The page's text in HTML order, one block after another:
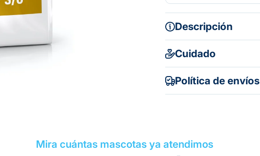
Descripción
Cuidado
Política de envíos
Mira cuántas mascotas ya atendimos